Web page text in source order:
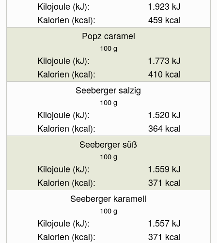
1.923 kJ
459 kcal
Popz caramel
100 g
1.773 kJ
410 kcal
Seeberger salzig
100 g
1.520 kJ
364 kcal
Seeberger süß
100 g
1.559 kJ
371 kcal
Seeberger karamell
100 g
1.557 kJ
371 kcal